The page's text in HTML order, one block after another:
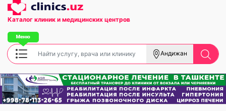
Каталог клиник и медицинских центров
Андижан